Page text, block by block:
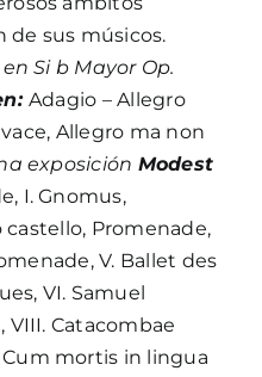
de sus músicos.
Si b Mayor Op.
Adagio – Allegro
Allegro ma non
exposición Modest
I. Gnomus,
castello, Promenade,
V. Ballet des
VI. Samuel
Catacombae
mortis in lingua